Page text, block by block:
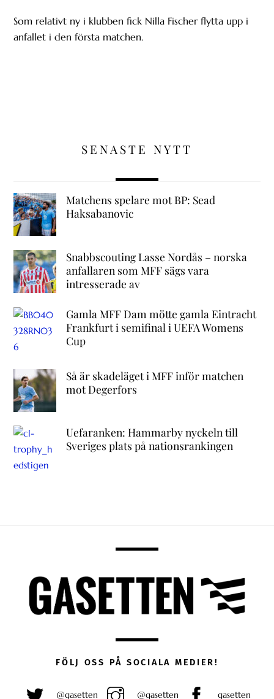
Som relativt ny i klubben fick Nilla Fischer flytta upp i
anfallet i den första matchen.
SENASTE NYTT
Matchens spelare mot BP: Sead
Haksabanovic
Snabbscouting Lasse Nordås – norska
anfallaren som MFF sägs vara
intresserade av
Gamla MFF Dam mötte gamla Eintracht
Frankfurt i semifinal i UEFA Womens
Cup
Så är skadeläget i MFF inför matchen
mot Degerfors
Uefaranken: Hammarby nyckeln till
Sveriges plats på nationsrankingen
FÖLJ OSS PÅ SOCIALA MEDIER!
@gasetten @gasetten gasetten